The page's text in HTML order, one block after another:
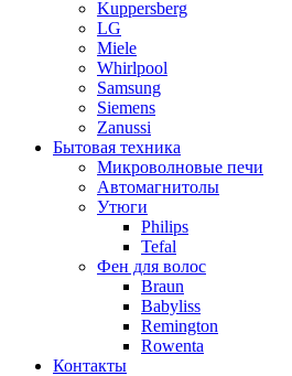
Kuppersberg
LG
Miele
Whirlpool
Samsung
Siemens
Zanussi
Бытовая техника
Микроволновые печи
Автомагнитолы
Утюги
Philips
Tefal
Фен для волос
Braun
Babyliss
Remington
Rowenta
Контакты